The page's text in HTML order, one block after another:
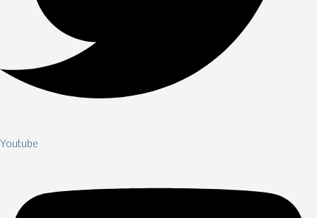
Youtube